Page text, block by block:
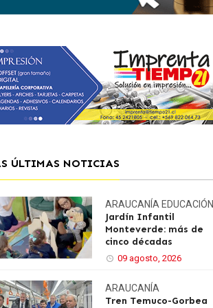
ÚLTIMAS NOTICIAS
ARAUCANÍA EDUCACIÓN
Jardín Infantil
Monteverde: más de
cinco décadas
09 agosto, 2026
ARAUCANÍA
Tren Temuco-Gorbea